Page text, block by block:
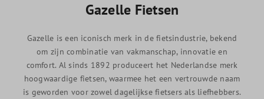
Gazelle Fietsen
Gazelle is een iconisch merk in de fietsindustrie, bekend
om zijn combinatie van vakmanschap, innovatie en
comfort. Al sinds 1892 produceert het Nederlandse merk
hoogwaardige fietsen, waarmee het een vertrouwde naam
is geworden voor zowel dagelijkse fietsers als liefhebbers.